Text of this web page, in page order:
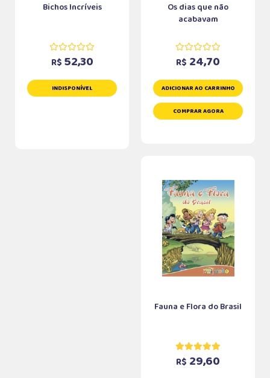
Bichos Incríveis
R$ 52,30
INDISPONÍVEL
Os dias que não
acabavam
R$ 24,70
ADICIONAR AO CARRINHO
COMPRAR AGORA
Fauna e Flora do Brasil
R$ 29,60